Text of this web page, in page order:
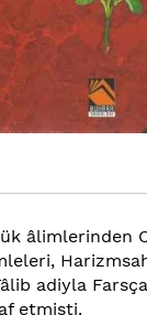
âlimlerinden
adiyla
etmisti.